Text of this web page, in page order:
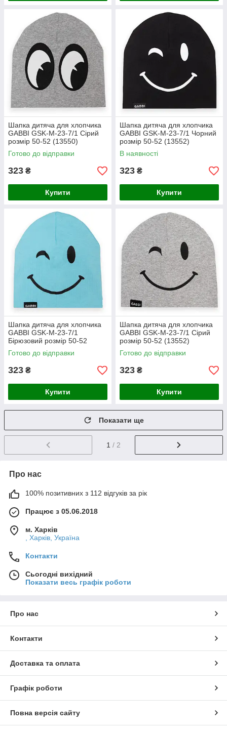
Шапка дитяча для хлопчика
GABBI GSK-M-23-7/1 Сірий
розмір 50-52 (13550)
Готово до відправки
323 ₴
Купити
Шапка дитяча для хлопчика
GABBI GSK-M-23-7/1 Чорний
розмір 50-52 (13552)
В наявності
323 ₴
Купити
Шапка дитяча для хлопчика
GABBI GSK-M-23-7/1
Бірюзовий розмір 50-52
(13552)
Готово до відправки
323 ₴
Купити
Шапка дитяча для хлопчика
GABBI GSK-M-23-7/1 Сірий
розмір 50-52 (13552)
Готово до відправки
323 ₴
Купити
Показати ще
1 / 2
Про нас
100% позитивних з 112 відгуків за рік
Працює з 05.06.2018
м. Харків
, Харків, Україна
Контакти
Сьогодні вихідний
Показати весь графік роботи
Про нас
Контакти
Доставка та оплата
Графік роботи
Повна версія сайту